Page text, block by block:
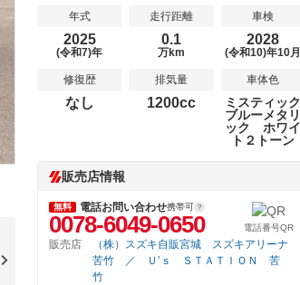
年式
2025
(令和7)年
走行距離
0.1
万km
車検
2028
(令和10)年10月
修復歴
なし
排気量
1200cc
車体色
ミスティック
ブルーメタリ
ック ホワイ
ト２トーン
販売店情報
無料 電話お問い合わせ携帯可
0078-6049-0650 電話番号QR
販売店
（株）スズキ自販宮城 スズキアリーナ
苦竹 ／ Ｕ’ｓ ＳＴＡＴＩＯＮ 苦
竹